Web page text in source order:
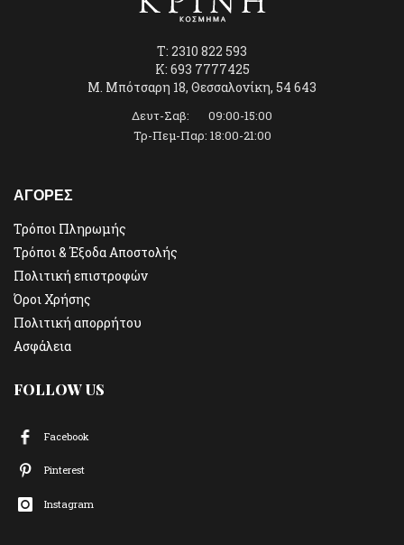
T: 2310 822 593
K: 693 7777425
Μ. Μπότσαρη 18, Θεσσαλονίκη, 54 643
Δευτ-Σαβ: 09:00-15:00
Τρ-Πεμ-Παρ: 18:00-21:00
ΑΓΟΡΕΣ
Τρόποι Πληρωμής
Τρόποι & Έξοδα Αποστολής
Πολιτική επιστροφών
Όροι Χρήσης
Πολιτική απορρήτου
Ασφάλεια
FOLLOW US
Facebook
Pinterest
Instagram